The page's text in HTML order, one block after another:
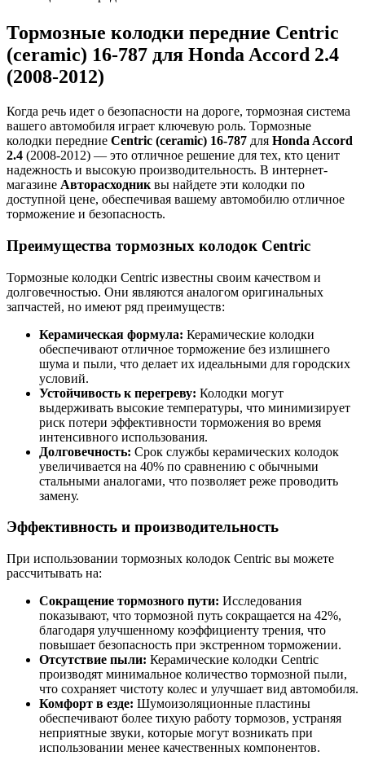
Тормозные колодки передние Centric
(ceramic) 16-787 для Honda Accord 2.4
(2008-2012)
Когда речь идет о безопасности на дороге, тормозная система
вашего автомобиля играет ключевую роль. Тормозные
колодки передние Centric (ceramic) 16-787 для Honda Accord
2.4 (2008-2012) — это отличное решение для тех, кто ценит
надежность и высокую производительность. В интернет-
магазине Авторасходник вы найдете эти колодки по
доступной цене, обеспечивая вашему автомобилю отличное
торможение и безопасность.
Преимущества тормозных колодок Centric
Тормозные колодки Centric известны своим качеством и
долговечностью. Они являются аналогом оригинальных
запчастей, но имеют ряд преимуществ:
Керамическая формула: Керамические колодки
обеспечивают отличное торможение без излишнего
шума и пыли, что делает их идеальными для городских
условий.
Устойчивость к перегреву: Колодки могут
выдерживать высокие температуры, что минимизирует
риск потери эффективности торможения во время
интенсивного использования.
Долговечность: Срок службы керамических колодок
увеличивается на 40% по сравнению с обычными
стальными аналогами, что позволяет реже проводить
замену.
Эффективность и производительность
При использовании тормозных колодок Centric вы можете
рассчитывать на:
Сокращение тормозного пути: Исследования
показывают, что тормозной путь сокращается на 42%,
благодаря улучшенному коэффициенту трения, что
повышает безопасность при экстренном торможении.
Отсутствие пыли: Керамические колодки Centric
производят минимальное количество тормозной пыли,
что сохраняет чистоту колес и улучшает вид автомобиля.
Комфорт в езде: Шумоизоляционные пластины
обеспечивают более тихую работу тормозов, устраняя
неприятные звуки, которые могут возникать при
использовании менее качественных компонентов.